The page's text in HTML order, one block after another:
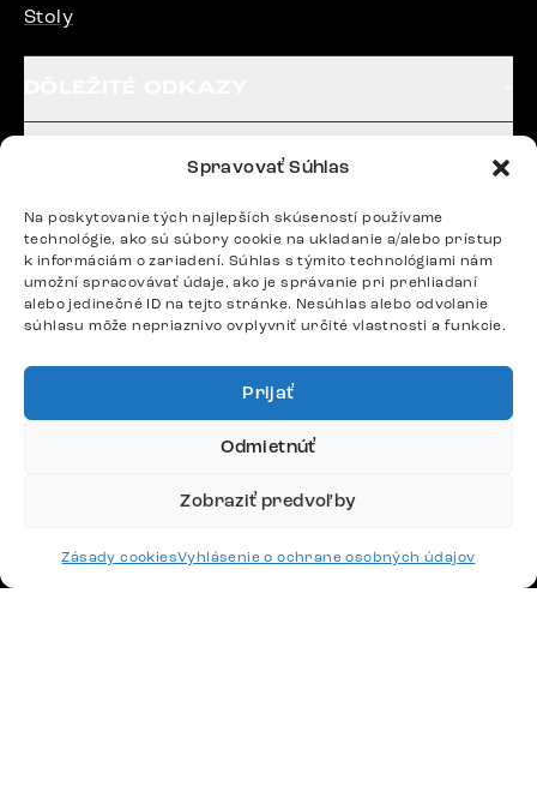
Spravovať Súhlas
Na poskytovanie tých najlepších skúseností používame
technológie, ako sú súbory cookie na ukladanie a/alebo prístup
k informáciám o zariadení. Súhlas s týmito technológiami nám
umožní spracovávať údaje, ako je správanie pri prehliadaní
alebo jedinečné ID na tejto stránke. Nesúhlas alebo odvolanie
súhlasu môže nepriaznivo ovplyvniť určité vlastnosti a funkcie.
Prijať
Odmietnúť
Zobraziť predvoľby
Zásady cookiesVyhlásenie o ochrane osobných údajov
Stoly
SLEDUJTE NÁS
Potrebujete radu? Ozvite sa.
+420 770 313 313
Po – Pia: 9:00 – 17:00
podpora@delife-shop.sk